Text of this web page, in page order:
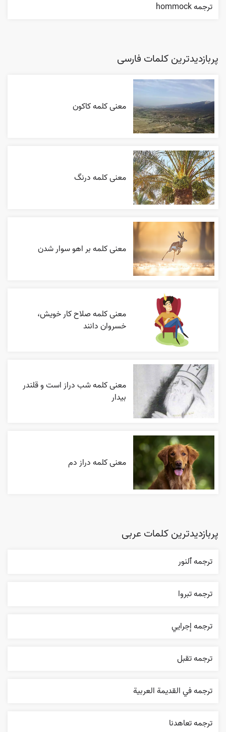
ترجمه hommock
پربازدیدترین کلمات فارسی
معنی کلمه کاکون
معنی کلمه درنگ
معنی کلمه بر اهو سوار شدن
معنی کلمه صلاح کار خویش،
خسروان دانند
معنی کلمه شب دراز است و قلندر
بیدار
معنی کلمه دراز دم
پربازدیدترین کلمات عربی
ترجمه ٱلنور
ترجمه تبروا
ترجمه إجرایي
ترجمه تقبل
ترجمه في القديمة العربية
ترجمه تعاهدنا